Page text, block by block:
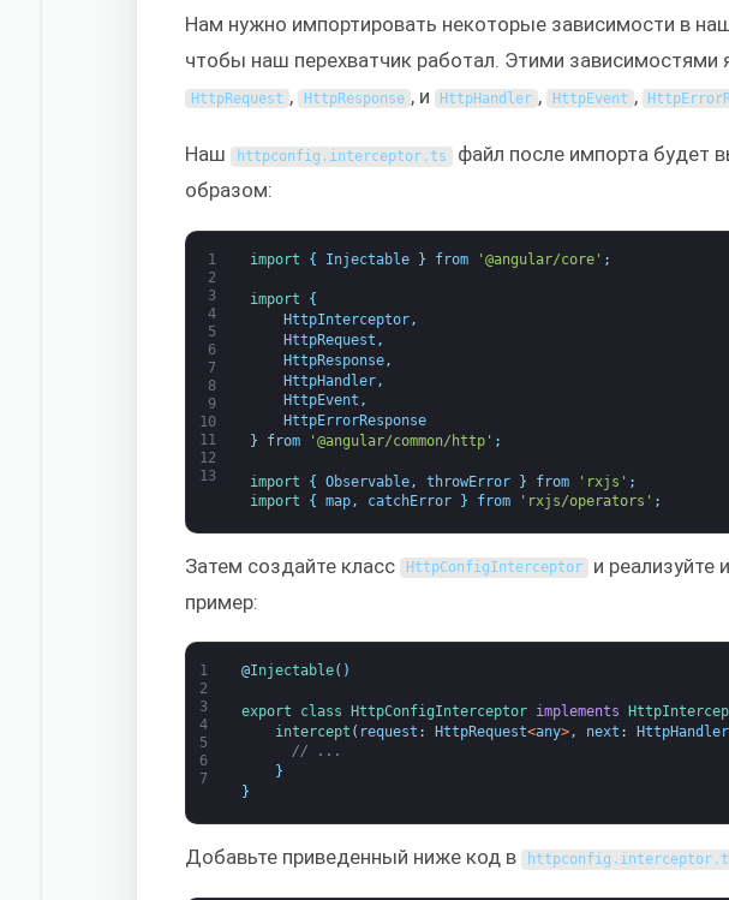
Нам нужно импортировать некоторые зависимости в
чтобы наш перехватчик работал. Этими зависимостями
HttpRequest , HttpResponse , и HttpHandler , HttpEvent ,
Наш httpconfig . interceptor .ts файл после импорта будет
образом:
1
2
3
4
5
6
7
8
9
10
11
12
13
import { Injectable } from '@angular/core' ;
import
{
HttpInterceptor,
HttpRequest ,
HttpResponse,
HttpHandler,
HttpEvent ,
HttpErrorResponse
}
from '@angular/common/http' ;
import { Observable, throwError } from 'rxjs' ;
import
{ map, catchError } from 'rxjs/operators' ;
Затем создайте класс HttpConfigInterceptor и реализуйте
пример:
1
2
3
4
5
6
7
@Injectable( )
export class HttpConfigInterceptor implements
intercept ( request : HttpRequest<any>, next : HttpHandler
// ...
}
}
Добавьте приведенный ниже код в httpconfig . interceptor .